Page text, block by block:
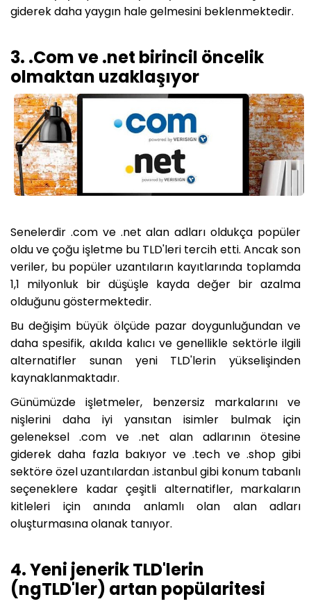
giderek daha yaygın hale gelmesini beklenmektedir.
3. .Com ve .net birincil öncelik
olmaktan uzaklaşıyor
Senelerdir .com ve .net alan adları oldukça popüler
oldu ve çoğu işletme bu TLD'leri tercih etti. Ancak son
veriler, bu popüler uzantıların kayıtlarında toplamda
1,1 milyonluk bir düşüşle kayda değer bir azalma
olduğunu göstermektedir.
Bu değişim büyük ölçüde pazar doygunluğundan ve
daha spesifik, akılda kalıcı ve genellikle sektörle ilgili
alternatifler sunan yeni TLD'lerin yükselişinden
kaynaklanmaktadır.
Günümüzde işletmeler, benzersiz markalarını ve
nişlerini daha iyi yansıtan isimler bulmak için
geleneksel .com ve .net alan adlarının ötesine
giderek daha fazla bakıyor ve .tech ve .shop gibi
sektöre özel uzantılardan .istanbul gibi konum tabanlı
seçeneklere kadar çeşitli alternatifler, markaların
kitleleri için anında anlamlı olan alan adları
oluşturmasına olanak tanıyor.
4. Yeni jenerik TLD'lerin
(ngTLD'ler) artan popülaritesi